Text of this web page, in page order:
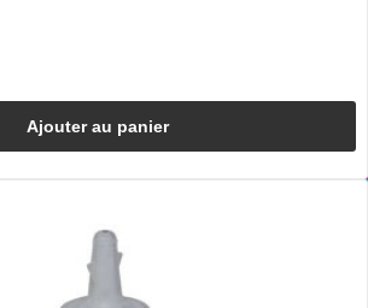
Ajouter au panier